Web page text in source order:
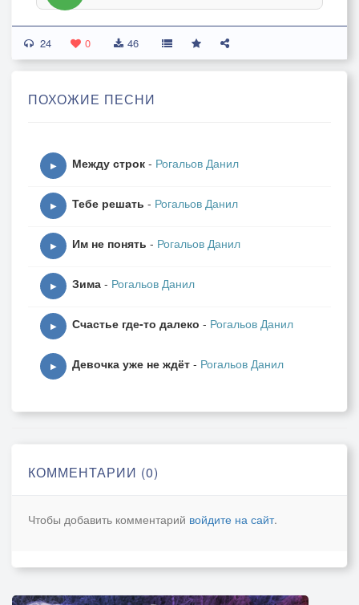
24 0 46
ПОХОЖИЕ ПЕСНИ
▶ Между строк - Рогальов Данил
▶ Тебе решать - Рогальов Данил
▶ Им не понять - Рогальов Данил
▶ Зима - Рогальов Данил
▶ Счастье где-то далеко - Рогальов Данил
▶ Девочка уже не ждёт - Рогальов Данил
КОММЕНТАРИИ (0)
Чтобы добавить комментарий войдите на сайт.